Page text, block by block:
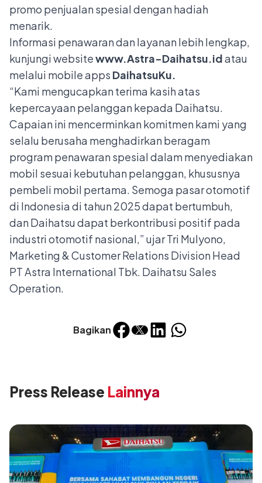
Bagikan
promo penjualan spesial dengan hadiah
menarik.
Informasi penawaran dan layanan lebih lengkap,
kunjungi websitewww.Astra-Daihatsu.idatau
melalui mobile apps DaihatsuKu.
“Kami mengucapkan terima kasih atas
kepercayaan pelanggan kepada Daihatsu.
Capaian ini mencerminkan komitmen kami yang
selalu berusaha menghadirkan beragam
program penawaran spesial dalam menyediakan
mobil sesuai kebutuhan pelanggan, khususnya
pembeli mobil pertama. Semoga pasar otomotif
di Indonesia di tahun 2025 dapat bertumbuh,
dan Daihatsu dapat berkontribusi positif pada
industri otomotif nasional,” ujar Tri Mulyono,
Marketing & Customer Relations Division Head
PT Astra International Tbk. Daihatsu Sales
Operation.
Press Release Lainnya